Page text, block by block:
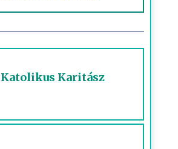
Katolikus Karitász